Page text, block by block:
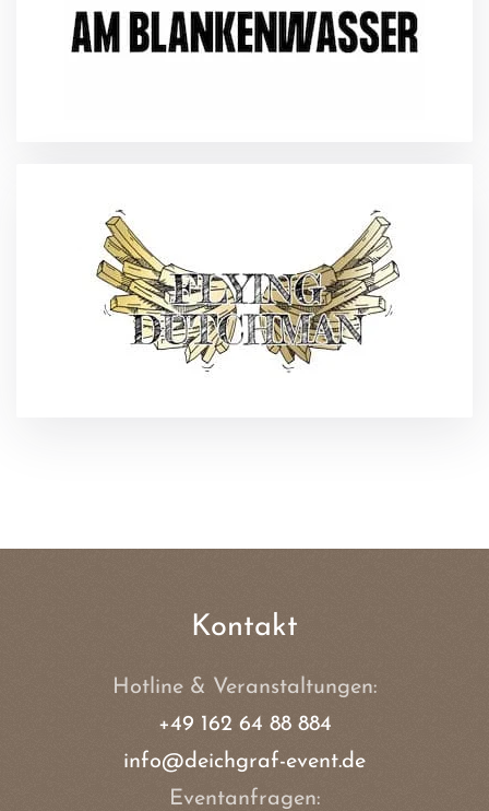
Kontakt
Hotline & Veranstaltungen:
+49 162 64 88 884
info@deichgraf-event.de
Eventanfragen: